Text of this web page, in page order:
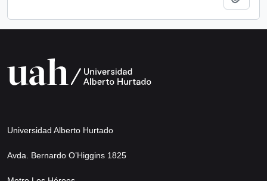
Universidad Alberto Hurtado
Avda. Bernardo O’Higgins 1825